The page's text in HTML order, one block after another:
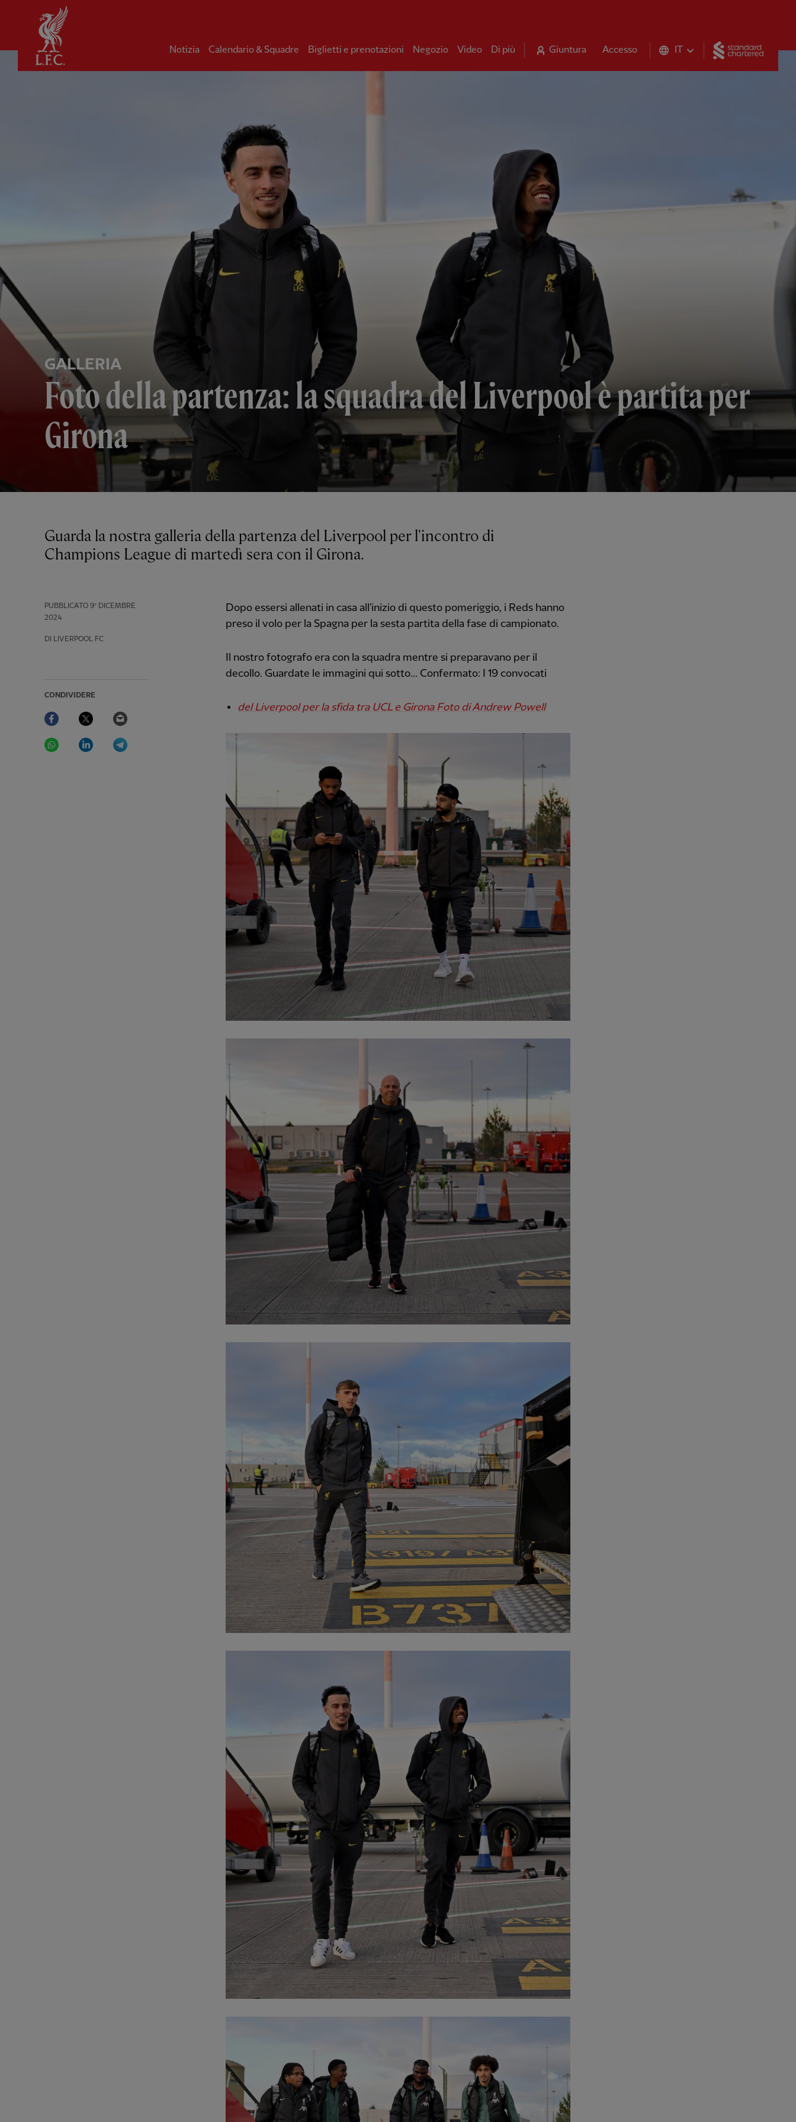
Notizia Calendario & Squadre Biglietti e prenotazioni Negozio Video Di più Giuntura Accesso IT
GALLERIA
Foto della partenza: la squadra del Liverpool è partita per
Girona
PUBBLICATO 9º DICEMBRE
2024
DI LIVERPOOL FC
CONDIVIDERE
Facebook Twitter
WhatsAppLinkedIn
Guarda la nostra galleria della partenza del Liverpool per l'incontro di
Champions League di martedì sera con il Girona.
Dopo essersi allenati in casa all'inizio di questo pomeriggio, i Reds hanno
preso il volo per la Spagna per la sesta partita della fase di campionato.
Il nostro fotografo era con la squadra mentre si preparavano per il
decollo. Guardate le immagini qui sotto... Confermato: I 19 convocati
del Liverpool per la sfida tra UCL e Girona Foto di Andrew Powell